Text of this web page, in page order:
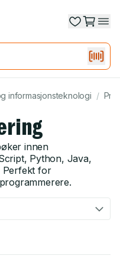
informasjonsteknologi /
innen
Python, Java,
Perfekt for